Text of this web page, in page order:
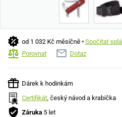
od 1 032 Kč měsíčně • Spočítat
Porovnat
Dotaz
Dárek k hodinkám
Certifikát, český návod a krabička
Záruka 5 let